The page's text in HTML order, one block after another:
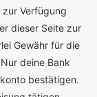
Verfügung
dieser Seite zur
Gewähr für die
deine Bank
bestätigen.